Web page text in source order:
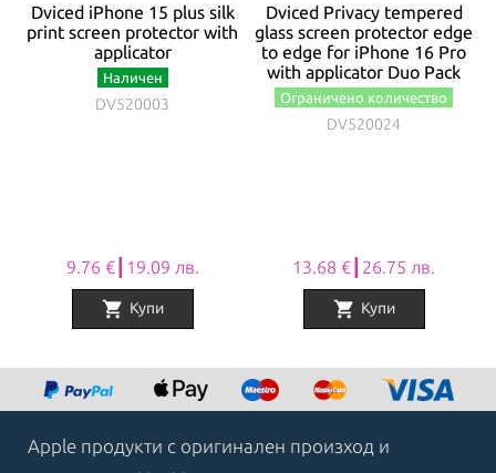
Dviced iPhone 15 plus silk
print screen protector with
applicator
Наличен
DV520003
9.76 €┃19.09 лв.
shopping_cart Купи
Dviced Privacy tempered
glass screen protector edge
to edge for iPhone 16 Pro
with applicator Duo Pack
Ограничено количество
DV520024
13.68 €┃26.75 лв.
shopping_cart Купи
8
Apple продукти с оригинален произход и